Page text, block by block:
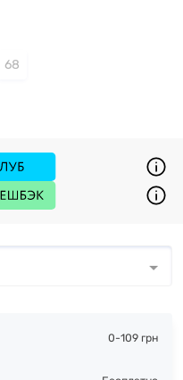
68
0-109 грн